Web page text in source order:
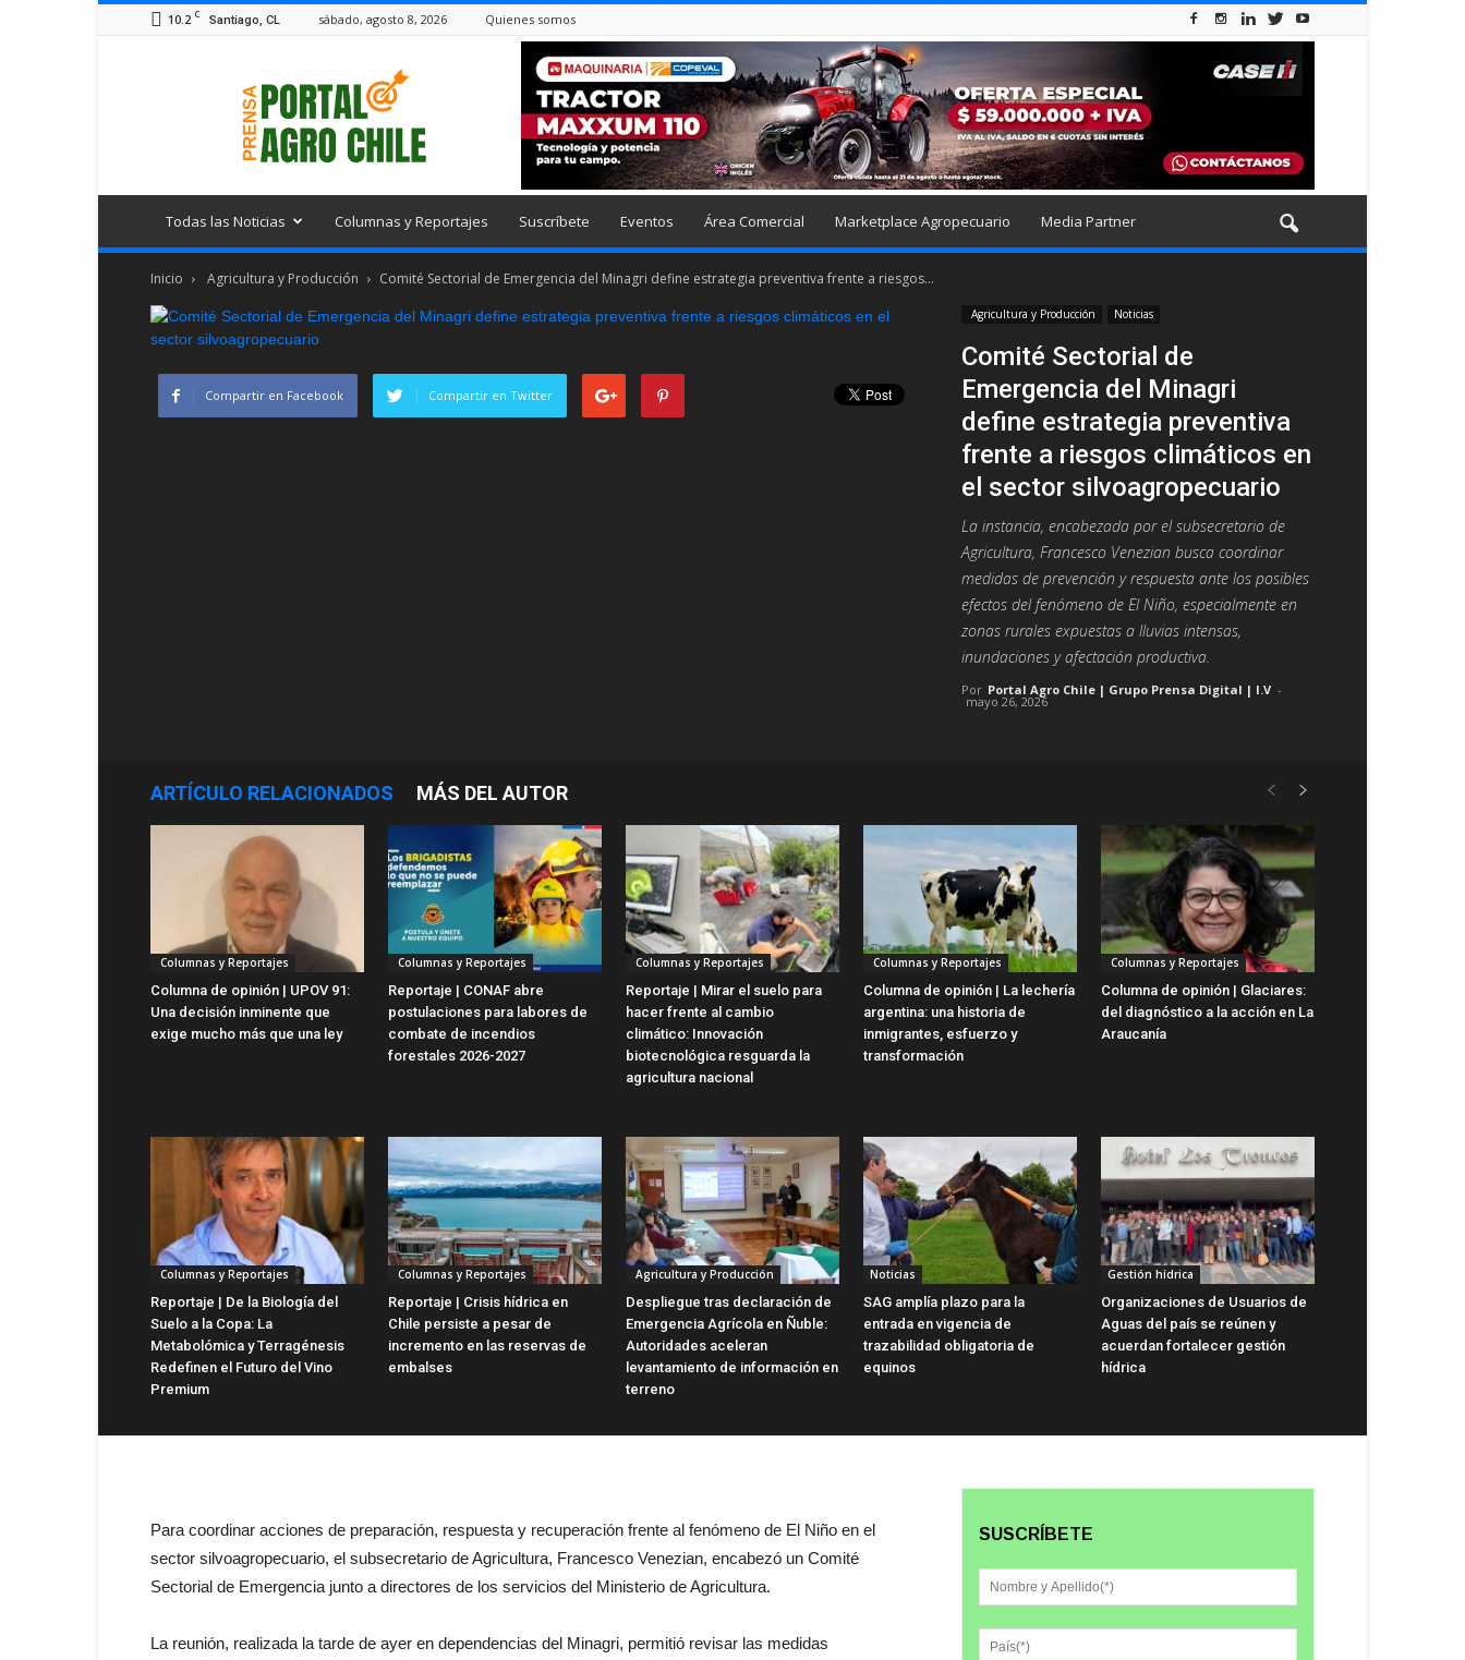
10.2 C Santiago, CL sábado, agosto 8, 2026 Quienes somos
Todas las Noticias Columnas y Reportajes Suscríbete Eventos Área Comercial Marketplace Agropecuario Media Partner
Inicio Agricultura y Producción Comité Sectorial de Emergencia del Minagri define estrategia preventiva frente a riesgos...
Agricultura y Producción Noticias
Comité Sectorial de
Emergencia del Minagri
define estrategia preventiva
frente a riesgos climáticos en
el sector silvoagropecuario
La instancia, encabezada por el subsecretario de
Agricultura, Francesco Venezian busca coordinar
medidas de prevención y respuesta ante los posibles
efectos del fenómeno de El Niño, especialmente en
zonas rurales expuestas a lluvias intensas,
inundaciones y afectación productiva.
Por Portal Agro Chile | Grupo Prensa Digital | I.V -
mayo 26, 2026
Compartir en Facebook Compartir en Twitter
ARTÍCULO RELACIONADOS MÁS DEL AUTOR
Columnas y Reportajes
Columna de opinión | UPOV 91:
Una decisión inminente que
exige mucho más que una ley
Columnas y Reportajes
Reportaje | CONAF abre
postulaciones para labores de
combate de incendios
forestales 2026-2027
Columnas y Reportajes
Reportaje | Mirar el suelo para
hacer frente al cambio
climático: Innovación
biotecnológica resguarda la
agricultura nacional
Columnas y Reportajes
Columna de opinión | La lechería
argentina: una historia de
inmigrantes, esfuerzo y
transformación
Columnas y Reportajes
Columna de opinión | Glaciares:
del diagnóstico a la acción en La
Araucanía
Columnas y Reportajes
Reportaje | De la Biología del
Suelo a la Copa: La
Metabolómica y Terragénesis
Redefinen el Futuro del Vino
Premium
Columnas y Reportajes
Reportaje | Crisis hídrica en
Chile persiste a pesar de
incremento en las reservas de
embalses
Agricultura y Producción
Despliegue tras declaración de
Emergencia Agrícola en Ñuble:
Autoridades aceleran
levantamiento de información en
terreno
Noticias
SAG amplía plazo para la
entrada en vigencia de
trazabilidad obligatoria de
equinos
Gestión hídrica
Organizaciones de Usuarios de
Aguas del país se reúnen y
acuerdan fortalecer gestión
hídrica
Para coordinar acciones de preparación, respuesta y recuperación frente al fenómeno de El Niño en el
sector silvoagropecuario, el subsecretario de Agricultura, Francesco Venezian, encabezó un Comité
Sectorial de Emergencia junto a directores de los servicios del Ministerio de Agricultura.
La reunión, realizada la tarde de ayer en dependencias del Minagri, permitió revisar las medidas
SUSCRÍBETE